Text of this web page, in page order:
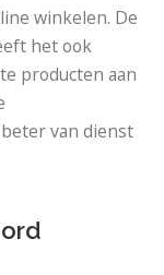
winkelen. De
het ook
producten aan
van dienst